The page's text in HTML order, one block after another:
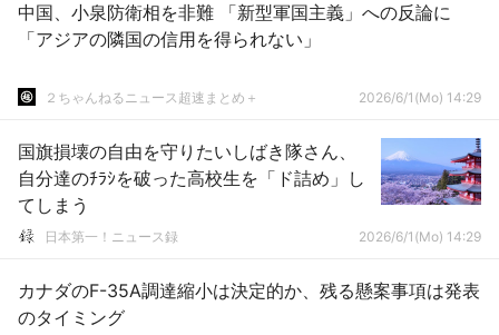
中国、小泉防衛相を非難 「新型軍国主義」への反論に
「アジアの隣国の信用を得られない」
２ちゃんねるニュース超速まとめ＋ 2026/6/1(Mo) 14:29
国旗損壊の自由を守りたいしばき隊さん、
自分達のﾁﾗｼを破った高校生を「ド詰め」し
てしまう
日本第一！ニュース録 2026/6/1(Mo) 14:29
カナダのF-35A調達縮小は決定的か、残る懸案事項は発表
のタイミング